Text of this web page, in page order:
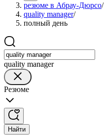
резюме в Абрау-Дюрсо/
quality manager/
полный день
quality manager
Резюме
Найти